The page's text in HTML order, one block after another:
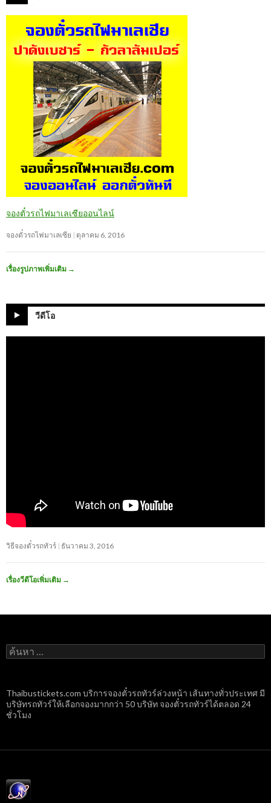
จองตั๋วรถไฟมาเลเซียออนไลน์
จองตั๋วรถไฟมาเลเซีย ตุลาคม 6, 2016
เรื่องรูปภาพเพิ่มเติม →
วีดีโอ
วิธีจองตั๋วรถทัวร์ ธันวาคม 3, 2016
เรื่องวีดีโอเพิ่มเติม →
ค้นหา
สำหรับ:
Thaibustickets.com บริการจองตั๋วรถทัวร์ล่วงหน้า เส้นทางทั่วประเทศ มี
บริษัทรถทัวร์ให้เลือกจองมากกว่า 50 บริษัท จองตั๋วรถทัวร์ได้ตลอด 24
ชั่วโมง